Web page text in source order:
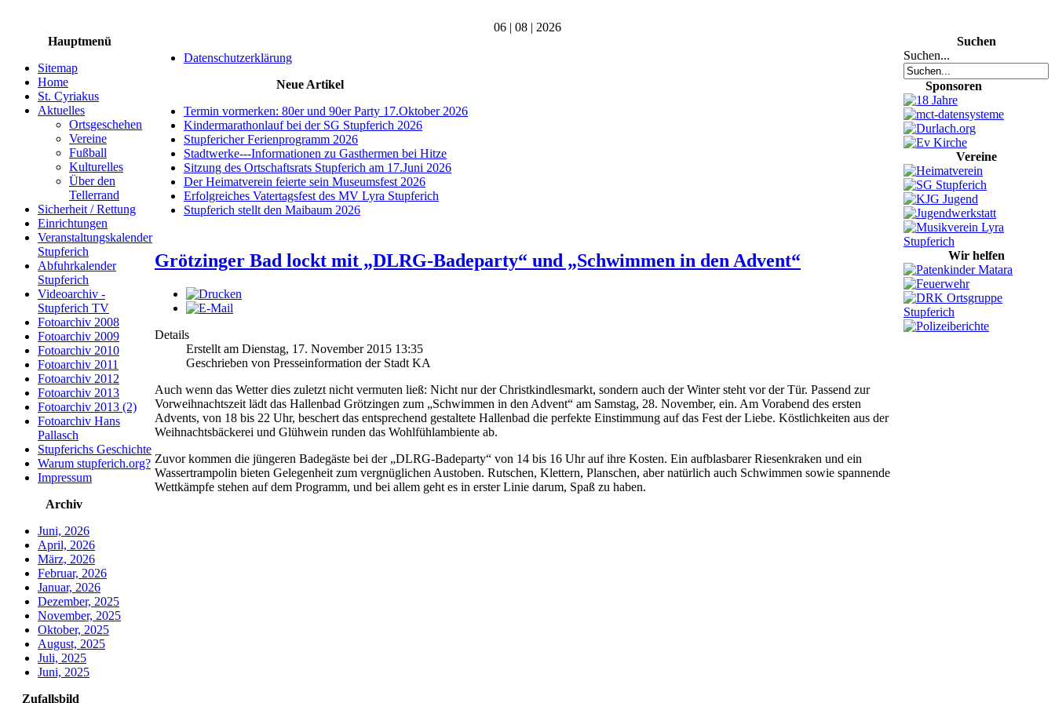
06 | 08 | 2026
Hauptmenü
Sitemap
Home
St. Cyriakus
Aktuelles
Ortsgeschehen
Vereine
Fußball
Kulturelles
Über den
Tellerrand
Sicherheit / Rettung
Einrichtungen
Veranstaltungskalender
Stupferich
Abfuhrkalender
Stupferich
Videoarchiv -
Stupferich TV
Fotoarchiv 2008
Fotoarchiv 2009
Fotoarchiv 2010
Fotoarchiv 2011
Fotoarchiv 2012
Fotoarchiv 2013
Fotoarchiv 2013 (2)
Fotoarchiv Hans
Pallasch
Stupferichs Geschichte
Warum stupferich.org?
Impressum
Archiv
Juni, 2026
April, 2026
März, 2026
Februar, 2026
Januar, 2026
Dezember, 2025
November, 2025
Oktober, 2025
August, 2025
Juli, 2025
Juni, 2025
Zufallsbild
Datenschutzerklärung
Neue Artikel
Termin vormerken: 80er und 90er Party 17.Oktober 2026
Kindermarathonlauf bei der SG Stupferich 2026
Stupfericher Ferienprogramm 2026
Stadtwerke---Informationen zu Gasthermen bei Hitze
Sitzung des Ortschaftsrats Stupferich am 17.Juni 2026
Der Heimatverein feierte sein Museumsfest 2026
Erfolgreiches Vatertagsfest des MV Lyra Stupferich
Stupferich stellt den Maibaum 2026
Grötzinger Bad lockt mit „DLRG-Badeparty“ und „Schwimmen in den Advent“
Details
Erstellt am Dienstag, 17. November 2015 13:35
Geschrieben von Presseinformation der Stadt KA
Auch wenn das Wetter dies zuletzt nicht vermuten ließ: Nicht nur der Christkindlesmarkt, sondern auch der Winter steht vor der Tür. Passend zur
Vorweihnachtszeit lädt das Hallenbad Grötzingen zum „Schwimmen in den Advent“ am Samstag, 28. November, ein. Am Vorabend des ersten
Advents, von 18 bis 22 Uhr, beschert das entsprechend gestaltete Hallenbad die perfekte Einstimmung auf das Fest der Liebe. Köstlichkeiten aus der
Weihnachtsbäckerei und Glühwein runden das Wohlfühlambiente ab.
Zuvor kommen die jüngeren Badegäste bei der „DLRG-Badeparty“ von 14 bis 16 Uhr auf ihre Kosten. Ein aufblasbarer Riesenkraken und ein
Wassertrampolin bieten Gelegenheit zum vergnüglichen Austoben. Rutschen, Klettern, Planschen, aber natürlich auch Schwimmen sowie spannende
Wettkämpfe stehen auf dem Programm, und bei allem geht es in erster Linie darum, Spaß zu haben.
Suchen
Suchen...
Sponsoren
Vereine
Wir helfen